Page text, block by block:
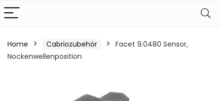
Home Cabriozubehör
Facet 9.0480 Sensor,
Nockenwellenposition